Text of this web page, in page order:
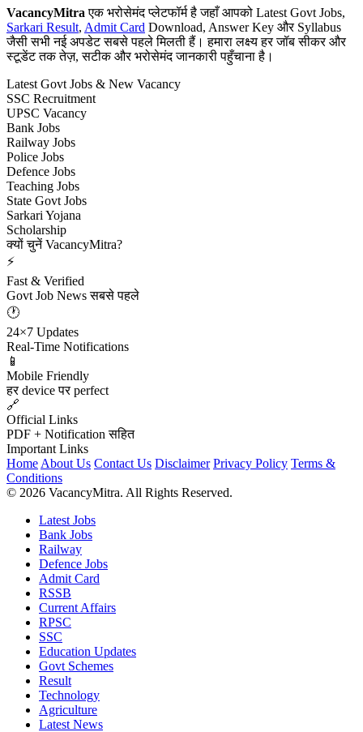
VacancyMitra एक भरोसेमंद प्लेटफॉर्म है जहाँ आपको Latest Govt Jobs,
Sarkari Result, Admit Card Download, Answer Key और Syllabus
जैसी सभी नई अपडेट सबसे पहले मिलती हैं। हमारा लक्ष्य हर जॉब सीकर और
स्टूडेंट तक तेज़, सटीक और भरोसेमंद जानकारी पहुँचाना है।
Latest Govt Jobs & New Vacancy
SSC Recruitment
UPSC Vacancy
Bank Jobs
Railway Jobs
Police Jobs
Defence Jobs
Teaching Jobs
State Govt Jobs
Sarkari Yojana
Scholarship
क्यों चुनें VacancyMitra?
⚡
Fast & Verified
Govt Job News सबसे पहले
🕐
24×7 Updates
Real-Time Notifications
📱
Mobile Friendly
हर device पर perfect
🔗
Official Links
PDF + Notification सहित
Important Links
Home About Us Contact Us Disclaimer Privacy Policy Terms &
Conditions
© 2026 VacancyMitra. All Rights Reserved.
Latest Jobs
Bank Jobs
Railway
Defence Jobs
Admit Card
RSSB
Current Affairs
RPSC
SSC
Education Updates
Govt Schemes
Result
Technology
Agriculture
Latest News